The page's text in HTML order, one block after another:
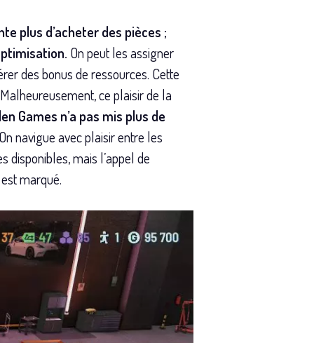
plus d’acheter des pièces ;
On peut les assigner
des bonus de ressources. Cette
ce plaisir de la
Games n’a pas mis plus de
On navigue avec plaisir entre les
disponibles, mais l’appel de
marqué.